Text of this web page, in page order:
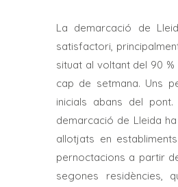
La demarcació de
satisfactori,
situat al voltant del 90
cap de setmana. Uns
inicials abans del
demarcació de Lleida
allotjats en
pernoctacions a partir
segones residències,